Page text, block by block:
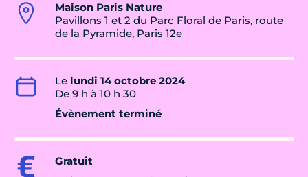
Maison Paris Nature
Pavillons 1 et 2 du Parc Floral de Paris, route
de la Pyramide, Paris 12e
Le lundi 14 octobre 2024
De 9 h à 10 h 30
Évènement terminé
Gratuit